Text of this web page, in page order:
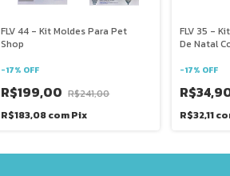
FLV 44 - Kit Moldes Para Pet
Shop
-17% OFF
R$199,00 R$241,00
R$183,08comPix
FLV 35 -
De Natal
-17% OFF
R$32,11